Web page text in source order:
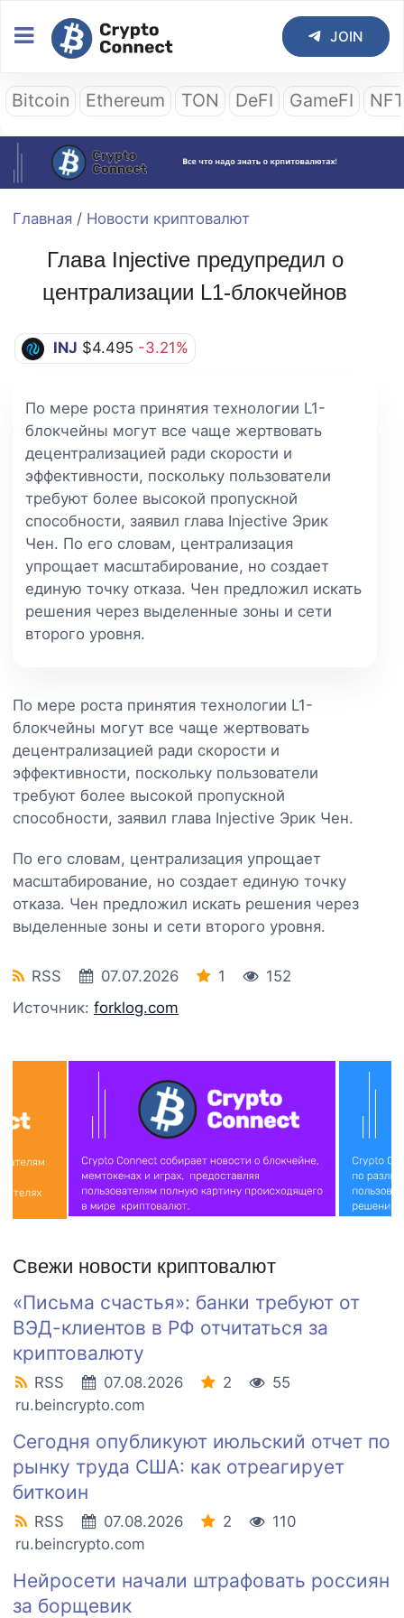
JOIN
Bitcoin Ethereum TON DeFI GameFI
Главная / Новости криптовалют
Глава Injective предупредил о
централизации L1-блокчейнов
INJ $4.495 -3.21%
По мере роста принятия технологии L1-
блокчейны могут все чаще жертвовать
децентрализацией ради скорости и
эффективности, поскольку пользователи
требуют более высокой пропускной
способности, заявил глава Injective Эрик
Чен. По его словам, централизация
упрощает масштабирование, но создает
единую точку отказа. Чен предложил искать
решения через выделенные зоны и сети
второго уровня.
По мере роста принятия технологии L1-
блокчейны могут все чаще жертвовать
децентрализацией ради скорости и
эффективности, поскольку пользователи
требуют более высокой пропускной
способности, заявил глава Injective Эрик Чен.
По его словам, централизация упрощает
масштабирование, но создает единую точку
отказа. Чен предложил искать решения через
выделенные зоны и сети второго уровня.
RSS 07.07.2026 1
152
Источник: forklog.com
Свежи новости криптовалют
«Письма счастья»: банки требуют от
ВЭД-клиентов в РФ отчитаться за
криптовалюту
RSS 07.08.2026 2
55
ru.beincrypto.com
Сегодня опубликуют июльский отчет по
рынку труда США: как отреагирует
биткоин
RSS 07.08.2026 2
110
ru.beincrypto.com
Нейросети начали штрафовать россиян
за борщевик